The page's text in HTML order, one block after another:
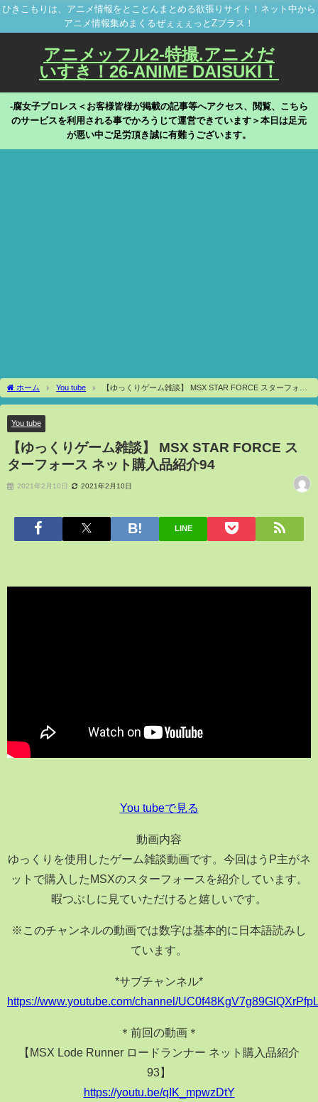
ひきこもりは、アニメ情報をとことんまとめる欲張りサイト！ネット中から
アニメ情報集めまくるぜぇぇぇっとZプラス！
アニメッフル2-特撮.アニメだ
いすき！26-ANIME DAISUKI！
-腐女子プロレス＜お客様皆様が掲載の記事等へアクセス、閲覧、こちら
のサービスを利用される事でかろうじて運営できています＞本日は足元
が悪い中ご足労頂き誠に有難うございます。
ホーム You tube
【ゆっくりゲーム雑談】 MSX STAR FORCE スターフォー
ス ネット購入品紹介94
You tube
【ゆっくりゲーム雑談】 MSX STAR FORCE ス
ターフォース ネット購入品紹介94
2021年2月10日 2021年2月10日
LINE
You tubeで見る
動画内容
ゆっくりを使用したゲーム雑談動画です。今回はうP主がネ
ットで購入したMSXのスターフォースを紹介しています。
暇つぶしに見ていただけると嬉しいです。
※このチャンネルの動画では数字は基本的に日本語読みし
ています。
*サブチャンネル*
https://www.youtube.com/channel/
＊前回の動画＊
【MSX Lode Runner ロードランナー ネット購入品紹介
93】
https://youtu.be/qIK_mpwzDtY